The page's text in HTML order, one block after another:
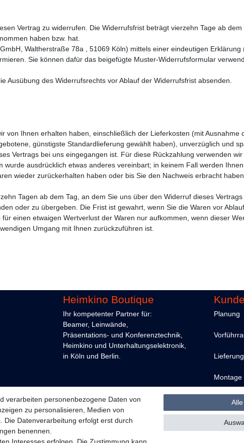
Vertrag zu widerrufen. Die Widerrufsfrist beträgt vierzehn Tage ab
haben bzw. hat.
Waltherstraße 78a , 51069 Köln) mittels einer eindeutigen
Sie können dafür das beigefügte Muster-Widerrufsformular
des Widerrufsrechts vor Ablauf der Widerrufsfrist absenden.
Ihnen erhalten haben, einschließlich der Lieferkosten (mit Ausnahme
günstigste Standardlieferung gewählt haben), unverzüglich und
Vertrags bei uns eingegangen ist. Für diese Rückzahlung verwenden
ausdrücklich etwas anderes vereinbart; in keinem Fall werden
wieder zurückerhalten haben oder bis Sie den Nachweis erbracht
Tagen ab dem Tag, an dem Sie uns über den Widerruf dieses
oder zu übergeben. Die Frist ist gewahrt, wenn Sie die Waren vor
einen etwaigen Wertverlust der Waren nur aufkommen, wenn dieser
Umgang mit Ihnen zurückzuführen ist.
Heimkino Boutique
Ihr kompetenter Partner für:
Beamer, Leinwände,
Präsentations- und Konferenztechnik,
Heimkino und Unterhaltungselektronik,
in Köln und Berlin.
Planung
Lieferung
Montage
verarbeiten personenbezogene Daten von
zu personalisieren, Medien von
Die Datenverarbeitung erfolgt erst durch
benennen.